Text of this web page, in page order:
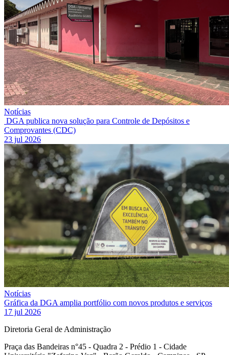
Notícias
DGA publica nova solução para Controle de Depósitos e
Comprovantes (CDC)
23 jul 2026
Notícias
Gráfica da DGA amplia portfólio com novos produtos e serviços
17 jul 2026
Diretoria Geral de Administração
Praça das Bandeiras n°45 - Quadra 2 - Prédio 1 - Cidade